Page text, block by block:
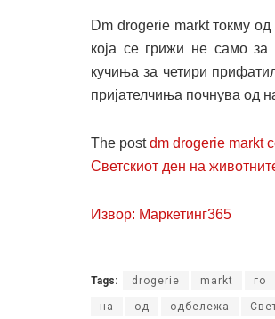
Dm drogerie markt токму
која се грижи не само за
кучиња за четири
пријателчиња почнува од
The postdm drogerie markt
Светскиот ден на
Извор: Маркетинг365
Tags: drogerie markt го
на од одбележа